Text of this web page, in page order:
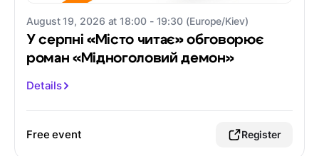
August 19, 2026 at 18:00 - 19:30 (Europe/Kiev)
У серпні «Місто читає» обговорює
роман «Мідноголовий демон»
Details
Free event Register